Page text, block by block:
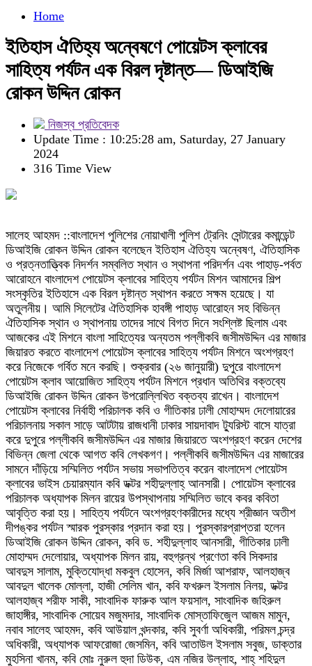
Home
ইতিহাস ঐতিহ্য অন্বেষণে পোয়েটস ক্লাবের
সাহিত্য পর্যটন এক বিরল দৃষ্টান্ত— ডিআইজি
রোকন উদ্দিন রোকন
নিজস্ব প্রতিবেদক
Update Time : 10:25:28 am, Saturday, 27 January
2024
316 Time View
সালেহ আহমদ ::বাংলাদেশ পুলিশের নোয়াখালী পুলিশ ট্রেনিং সেন্টারের কমান্ডেন্ট
ডিআইজি রোকন উদ্দিন রোকন বলেছেন ইতিহাস ঐতিহ্য অন্বেষণ, ঐতিহাসিক
ও প্রত্নতাত্ত্বিক নিদর্শন সম্বলিত স্থান ও স্থাপনা পরিদর্শন এবং পাহাড়-পর্বত
আরোহনে বাংলাদেশ পোয়েটস ক্লাবের সাহিত্য পর্যটন মিশন আমাদের শিল্প
সংস্কৃতির ইতিহাসে এক বিরল দৃষ্টান্ত স্থাপন করতে সক্ষম হয়েছে। যা
অতুলনীয়। আমি সিলেটের ঐতিহাসিক হাবঙ্গী পাহাড় আরোহন সহ বিভিন্ন
ঐতিহাসিক স্থান ও স্থাপনায় তাদের সাথে বিগত দিনে সংশ্লিষ্ট ছিলাম এবং
আজকের এই মিশনে বাংলা সাহিত্যের অন্যতম পল্লীকবি জসীমউদ্দিন এর মাজার
জিয়ারত করতে বাংলাদেশ পোয়েটস ক্লাবের সাহিত্য পর্যটন মিশনে অংশগ্রহণ
করে নিজেকে গর্বিত মনে করছি। শুক্রবার (২৬ জানুয়ারী) দুপুরে বাংলাদেশ
পোয়েটস ক্লাব আয়োজিত সাহিত্য পর্যটন মিশনে প্রধান অতিথির বক্তব্যে
ডিআইজি রোকন উদ্দিন রোকন উপরোল্লিখিত বক্তব্য রাখেন। বাংলাদেশ
পোয়েটস ক্লাবের নির্বাহী পরিচালক কবি ও গীতিকার ঢালী মোহাম্মদ দেলোয়ারের
পরিচালনায় সকাল সাড়ে আটটায় রাজধানী ঢাকার সায়দাবাদ ট্যুরিস্ট বাসে যাত্রা
করে দুপুরে পল্লীকবি জসীমউদ্দিন এর মাজার জিয়ারতে অংশগ্রহণ করেন দেশের
বিভিন্ন জেলা থেকে আগত কবি লেখকগণ। পল্লীকবি জসীমউদ্দিন এর মাজারের
সামনে দাঁড়িয়ে সম্মিলিত পর্যটন সভায় সভাপতিত্ব করেন বাংলাদেশ পোয়েটস
ক্লাবের ভাইস চেয়ারম্যান কবি ডক্টর শহীদুল্লাহ্ আনসারী। পোয়েটস ক্লাবের
পরিচালক অধ্যাপক মিলন রায়ের উপস্থাপনায় সম্মিলিত ভাবে কবর কবিতা
আবৃত্তি করা হয়। সাহিত্য পর্যটনে অংশগ্রহণকারীদের মধ্যে শ্রীজ্ঞান অতীশ
দীপঙ্কর পর্যটন স্মারক পুরস্কার প্রদান করা হয়। পুরস্কারপ্রাপ্তরা হলেন
ডিআইজি রোকন উদ্দিন রোকন, কবি ড. শহীদুল্লাহ আনসারী, গীতিকার ঢালী
মোহাম্মদ দেলোয়ার, অধ্যাপক মিলন রায়, বহুগ্রন্থ প্রণেতা কবি সিকদার
আবদুস সালাম, মুক্তিযোদ্ধা মকবুল হোসেন, কবি মির্জা আশরাফ, আলহাজ্ব
আবদুল খালেক মোল্লা, হাজী সেলিম খান, কবি ফখরুল ইসলাম নিলয়, ডক্টর
আলহাজ্ব শরীফ সাকী, সাংবাদিক ফারুক আল ফয়সাল, সাংবাদিক জহিরুল
জাহাঙ্গীর, সাংবাদিক সোয়েব মজুমদার, সাংবাদিক মোস্তাফিজুেল আজম মামুন,
নবাব সালেহ আহমদ, কবি আউয়াল খন্দকার, কবি সুবর্ণা অধিকারী, পরিমল চন্দ্র
অধিকারী, অধ্যাপক আফরোজা জেসমিন, কবি আতাউল ইসলাম সবুজ, ডাক্তার
মুহসিনা খানম, কবি মোঃ নুরুল হুদা ডিউক, এম নজির উল্লাহ, শাহ্ শহিদুল